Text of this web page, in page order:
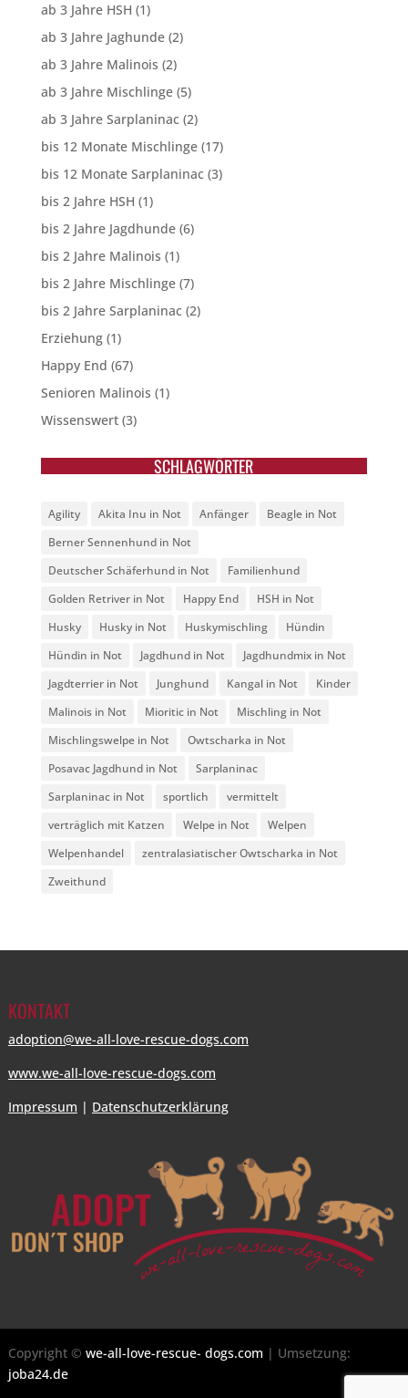
ab 3 Jahre HSH (1)
ab 3 Jahre Jaghunde(2)
ab 3 Jahre Malinois (2)
ab 3 Jahre Mischlinge(5)
ab 3 Jahre Sarplaninac(2)
bis 12 Monate Mischlinge(17)
bis 12 Monate Sarplaninac(3)
bis 2 Jahre HSH (1)
bis 2 Jahre Jagdhunde(6)
bis 2 Jahre Malinois (1)
bis 2 Jahre Mischlinge(7)
bis 2 Jahre Sarplaninac(2)
Erziehung(1)
Happy End (67)
Senioren Malinois (1)
Wissenswert(3)
SCHLAGWÖRTER
Agility Akita Inu in Not Anfänger
Beagle in Not
Berner Sennenhund in Not
Deutscher Schäferhund in Not
Familienhund
Golden Retriver in Not
Happy End
HSH in Not
Husky
Husky in Not Huskymischling
Hündin
Hündin in Not
Jagdhund in Not
Jagdhundmix in Not
Jagdterrier in Not
Junghund Kangal in Not
Kinder
Malinois in Not
Mioritic in Not
Mischling in Not
Mischlingswelpe in Not
Owtscharka in Not
Posavac Jagdhund in Not
Sarplaninac
Sarplaninac in Not
sportlich
vermittelt
verträglich mit Katzen
Welpe in Not
Welpen
Welpenhandel
zentralasiatischer Owtscharka in Not
Zweithund
KONTAKT
adoption@we-all-love-rescue-dogs.com
www.we-all-love-rescue-dogs.com
Impressum | Datenschutzerklärung
Copyright © we-all-love-rescue- dogs.com | Umsetzung:
joba24.de